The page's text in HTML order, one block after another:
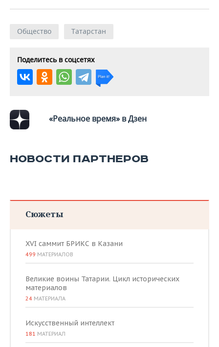
Общество Татарстан
Поделитесь в соцсетях
«Реальное время» в Дзен
НОВОСТИ ПАРТНЕРОВ
Сюжеты
XVI саммит БРИКС в Казани
499 МАТЕРИАЛОВ
Великие воины Татарии. Цикл исторических
материалов
24 МАТЕРИАЛА
Искусственный интеллект
181 МАТЕРИАЛ